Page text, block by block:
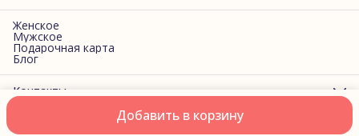
Добавить в корзину
Женское
Мужское
Подарочная карта
Блог
Контакты
г. Санкт-Петербург, Фучика, 2
Телефон
ОплатаДоставкаПравила возвратаРеквизитыОферта